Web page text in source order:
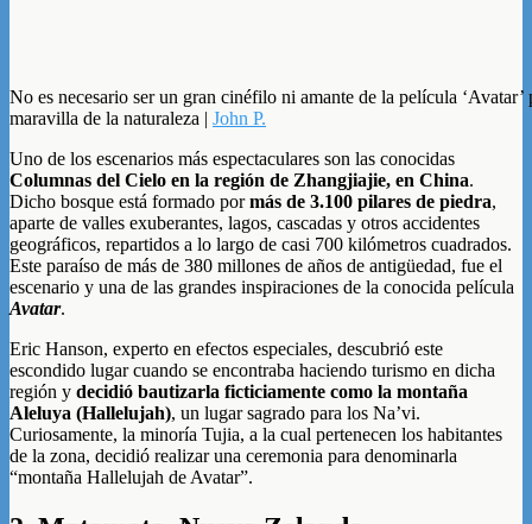
No es necesario ser un gran cinéfilo ni amante de la película ‘Avatar’
maravilla de la naturaleza | John P.
Uno de los escenarios más espectaculares son las conocidas
Columnas del Cielo en la región de Zhangjiajie, en China.
Dicho bosque está formado pormás de 3.100 pilares de piedra,
aparte de valles exuberantes, lagos, cascadas y otros accidentes
geográficos, repartidos a lo largo de casi 700 kilómetros cuadrados.
Este paraíso de más de 380 millones de años de antigüedad, fue el
escenario y una de las grandes inspiraciones de la conocida película
Avatar.
Eric Hanson, experto en efectos especiales, descubrió este
escondido lugar cuando se encontraba haciendo turismo en dicha
región y decidió bautizarla ficticiamente como la montaña
Aleluya (Hallelujah), un lugar sagrado para los Na’vi.
Curiosamente, la minoría Tujia, a la cual pertenecen los habitantes
de la zona, decidió realizar una ceremonia para denominarla
“montaña Hallelujah de Avatar”.